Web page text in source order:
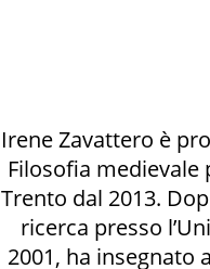
Irene Zavattero è
Filosofia medievale
Trento dal 2013.
ricerca presso
2001, ha insegnato